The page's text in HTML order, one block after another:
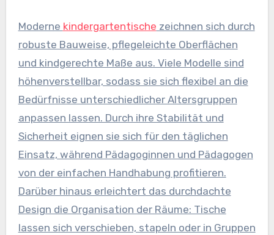
Moderne kindergartentische zeichnen sich durch
robuste Bauweise, pflegeleichte Oberflächen
und kindgerechte Maße aus. Viele Modelle sind
höhenverstellbar, sodass sie sich flexibel an die
Bedürfnisse unterschiedlicher Altersgruppen
anpassen lassen. Durch ihre Stabilität und
Sicherheit eignen sie sich für den täglichen
Einsatz, während Pädagoginnen und Pädagogen
von der einfachen Handhabung profitieren.
Darüber hinaus erleichtert das durchdachte
Design die Organisation der Räume: Tische
lassen sich verschieben, stapeln oder in Gruppen